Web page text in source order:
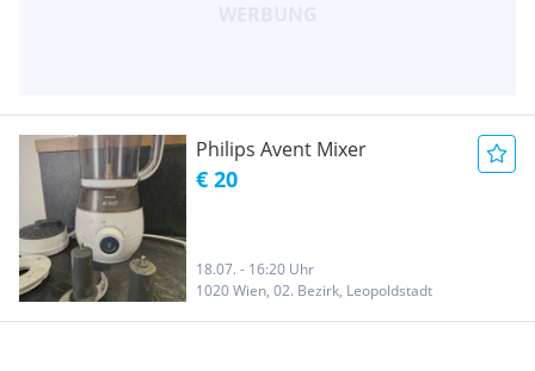
Philips Avent Mixer
€ 20
18.07. - 16:20 Uhr
1020 Wien, 02. Bezirk, Leopoldstadt